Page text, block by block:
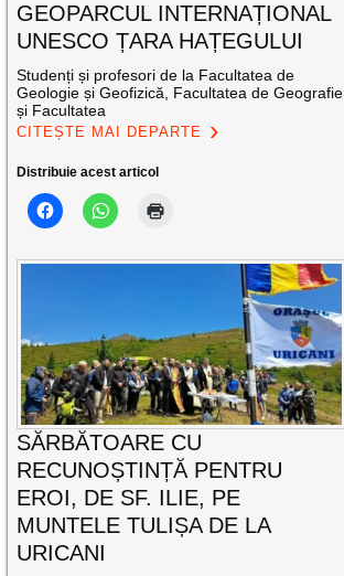
GEOPARCUL INTERNAȚIONAL
UNESCO ȚARA HAȚEGULUI
Studenți și profesori de la Facultatea de
Geologie și Geofizică, Facultatea de Geografie
și Facultatea
CITEȘTE MAI DEPARTE
Distribuie acest articol
SĂRBĂTOARE CU
RECUNOȘTINȚĂ PENTRU
EROI, DE SF. ILIE, PE
MUNTELE TULIȘA DE LA
URICANI